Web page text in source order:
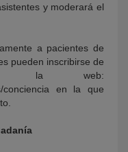
y moderará el
a pacientes de
pueden inscribirse de
la web:
conciencia en la que